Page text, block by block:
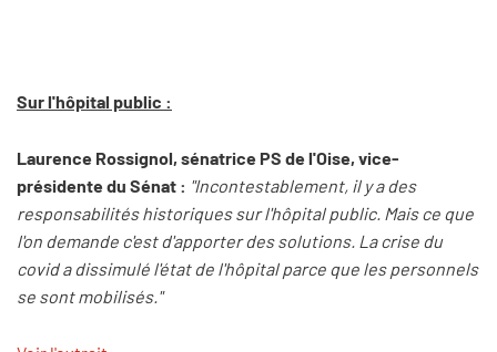
Sur l'hôpital public :
Laurence Rossignol, sénatrice PS de l'Oise, vice-
présidente du Sénat : "Incontestablement, il y a des
responsabilités historiques sur l'hôpital public. Mais ce que
l'on demande c'est d'apporter des solutions. La crise du
covid a dissimulé l'état de l'hôpital parce que les personnels
se sont mobilisés."